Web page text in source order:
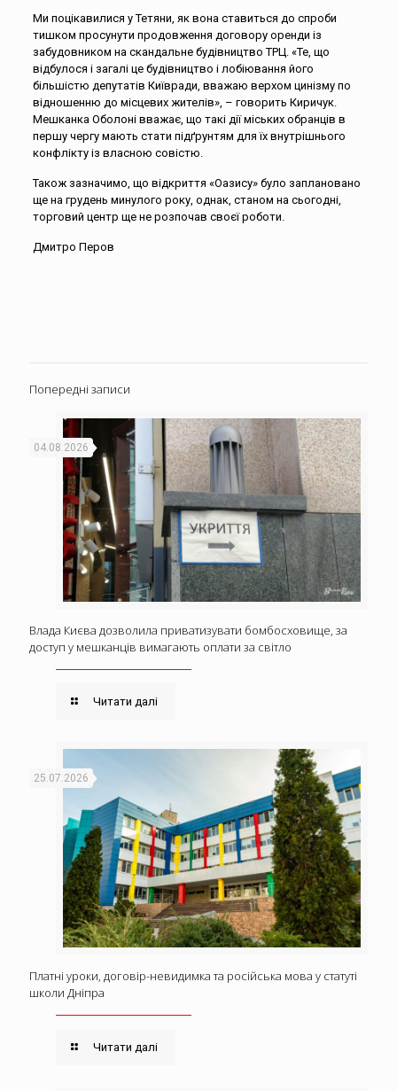
Ми поцікавилися у Тетяни, як вона ставиться до спроби
тишком просунути продовження договору оренди із
забудовником на скандальне будівництво ТРЦ. «Те, що
відбулося і загалі це будівництво і лобіювання його
більшістю депутатів Київради, вважаю верхом цинізму по
відношенню до місцевих жителів», – говорить Киричук.
Мешканка Оболоні вважає, що такі дії міських обранців в
першу чергу мають стати підґрунтям для їх внутрішнього
конфлікту із власною совістю.
Також зазначимо, що відкриття «Оазису» було заплановано
ще на грудень минулого року, однак, станом на сьогодні,
торговий центр ще не розпочав своєї роботи.
Дмитро Перов
Попередні записи
04.08.2026
Влада Києва дозволила приватизувати бомбосховище, за
доступ у мешканців вимагають оплати за світло
Читати далі
25.07.2026
Платні уроки, договір-невидимка та російська мова у статуті
школи Дніпра
Читати далі